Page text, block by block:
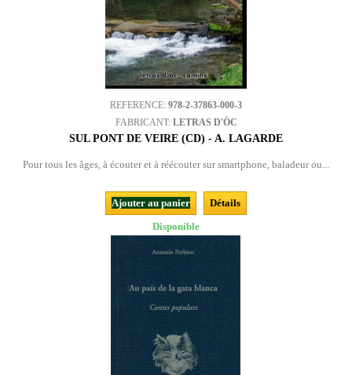
REFERENCE: 978-2-37863-000-3
FABRICANT: LETRAS D'ÒC
SUL PONT DE VEIRE (CD) - A. LAGARDE
Pour tous les âges, à écouter et à réécouter sur smartphone, baladeur ou...
Ajouter au panier
Détails
Disponible